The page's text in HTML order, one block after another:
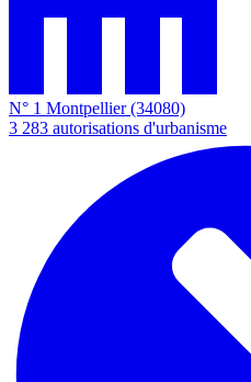
N° 1 Montpellier (34080)
3 283 autorisations d'urbanisme